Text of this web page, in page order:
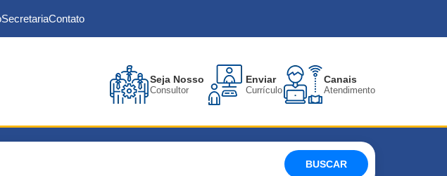
SecretariaContato
Seja Nosso
Consultor
Enviar
Currículo
Canais
Atendimento
BUSCAR